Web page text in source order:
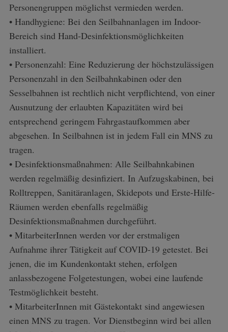
Personengruppen möglichst vermieden werden.
• Handhygiene: Bei den Seilbahnanlagen im Indoor-
Bereich sind Hand-Desinfektionsmöglichkeiten
installiert.
• Personenzahl: Eine Reduzierung der höchstzulässigen
Personenzahl in den Seilbahnkabinen oder den
Sesselbahnen ist rechtlich nicht verpflichtend, von einer
Ausnutzung der erlaubten Kapazitäten wird bei
entsprechend geringem Fahrgastaufkommen aber
abgesehen. In Seilbahnen ist in jedem Fall ein MNS zu
tragen.
• Desinfektionsmaßnahmen: Alle Seilbahnkabinen
werden regelmäßig desinfiziert. In Aufzugskabinen, bei
Rolltreppen, Sanitäranlagen, Skidepots und Erste-Hilfe-
Räumen werden ebenfalls regelmäßig
Desinfektionsmaßnahmen durchgeführt.
• MitarbeiterInnen werden vor der erstmaligen
Aufnahme ihrer Tätigkeit auf COVID-19 getestet. Bei
jenen, die im Kundenkontakt stehen, erfolgen
anlassbezogene Folgetestungen, wobei eine laufende
Testmöglichkeit besteht.
• MitarbeiterInnen mit Gästekontakt sind angewiesen
einen MNS zu tragen. Vor Dienstbeginn wird bei allen